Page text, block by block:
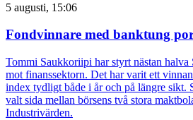
5 augusti, 15:06
Fondvinnare med banktung
Tommi Saukkoriipi har styrt nästan
mot finanssektorn. Det har varit ett
index tydligt både i år och på längre sikt.
valt sida mellan börsens två stora
Industrivärden.